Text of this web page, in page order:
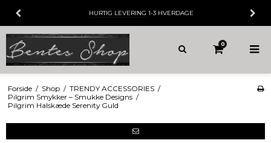
HURTIG LEVERING 1-3 HVERDAGE
0
Forside / Shop / TRENDY ACCESSORIES /
Pilgrim Smykker – Smukke Designs /
Pilgrim Halskæde Serenity Guld